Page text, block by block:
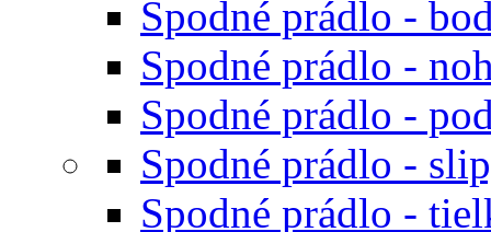
Spodné prádlo -
Spodné prádlo -
Spodné prádlo -
Spodné prádlo -
Spodné prádlo -